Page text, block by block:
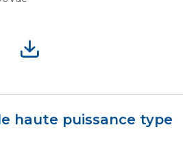
haute puissance type